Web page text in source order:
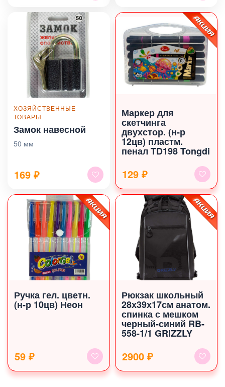
ХОЗЯЙСТВЕННЫЕ
ТОВАРЫ
Замок навесной
50 мм
169 ₽
Маркер для
скетчинга
двухстор. (н-р
12цв) пластм.
пенал TD198 Tongdi
129 ₽
Ручка гел. цветн.
(н-р 10цв) Неон
59 ₽
Рюкзак школьный
28х39х17см анатом.
спинка с мешком
черный-синий RB-
558-1/1 GRIZZLY
2900 ₽